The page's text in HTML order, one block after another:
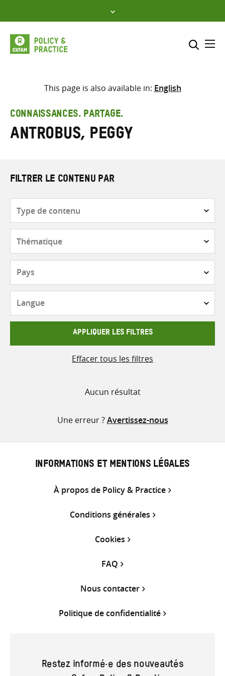
to
content
Sélectionner l’emplacement
Saisir
les
termes
This page is also available in: English
CONNAISSANCES. PARTAGE.
Antrobus, Peggy
FILTRER LE CONTENU PAR
contenu
APPLIQUER LES FILTRES
Effacer tous les filtres
Aucun résultat
Une erreur ?Avertissez-nous
INFORMATIONS ET MENTIONS LÉGALES
À propos de Policy & Practice
Conditions générales
Cookies
FAQ
Nous contacter
Politique de confidentialité
Restez informé·e des nouveautés